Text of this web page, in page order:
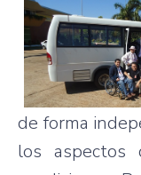
de forma
los aspectos